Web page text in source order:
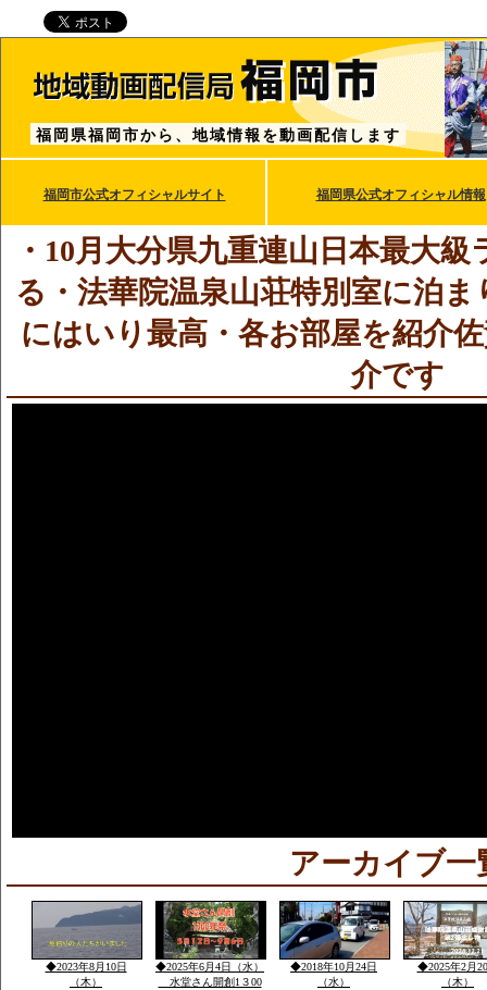
福岡県福岡市から、地域情報を動画配信します
福岡市公式オフィシャルサイト 福岡県公式オフィシャル情報
・10月大分県九重連山日本最大
る・法華院温泉山荘特別室に泊
にはいり最高・各お部屋を紹介
介です
アーカイブ一
◆2023年8月10日
（木）
◆2025年6月4日（水）
水堂さん開創1３00
◆2018年10月24日
（水）
◆2025年2月
（木）